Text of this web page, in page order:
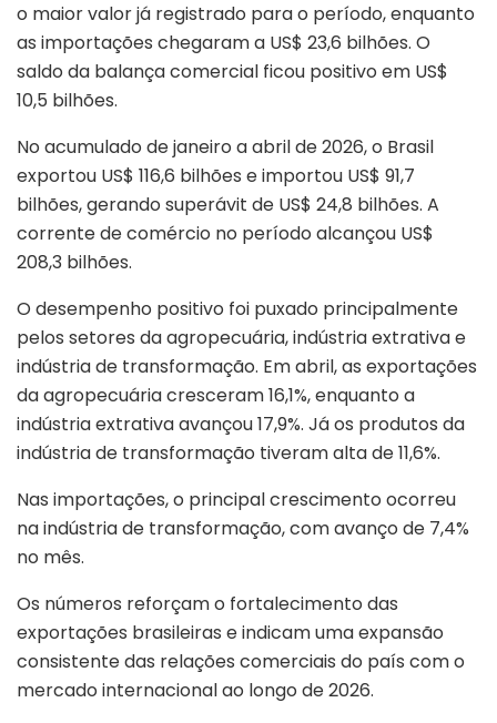
o maior valor já registrado para o período, enquanto
as importações chegaram a US$ 23,6 bilhões. O
saldo da balança comercial ficou positivo em US$
10,5 bilhões.
No acumulado de janeiro a abril de 2026, o Brasil
exportou US$ 116,6 bilhões e importou US$ 91,7
bilhões, gerando superávit de US$ 24,8 bilhões. A
corrente de comércio no período alcançou US$
208,3 bilhões.
O desempenho positivo foi puxado principalmente
pelos setores da agropecuária, indústria extrativa e
indústria de transformação. Em abril, as exportações
da agropecuária cresceram 16,1%, enquanto a
indústria extrativa avançou 17,9%. Já os produtos da
indústria de transformação tiveram alta de 11,6%.
Nas importações, o principal crescimento ocorreu
na indústria de transformação, com avanço de 7,4%
no mês.
Os números reforçam o fortalecimento das
exportações brasileiras e indicam uma expansão
consistente das relações comerciais do país com o
mercado internacional ao longo de 2026.